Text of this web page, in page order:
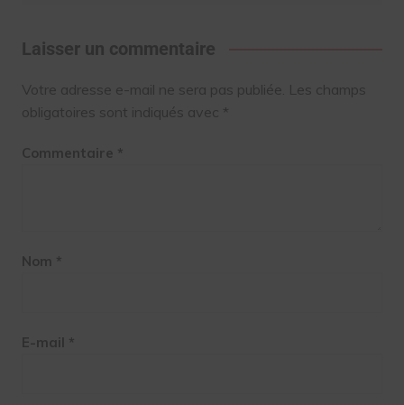
Laisser un commentaire
Votre adresse e-mail ne sera pas publiée. Les champs
obligatoires sont indiqués avec *
Commentaire *
Nom *
E-mail *